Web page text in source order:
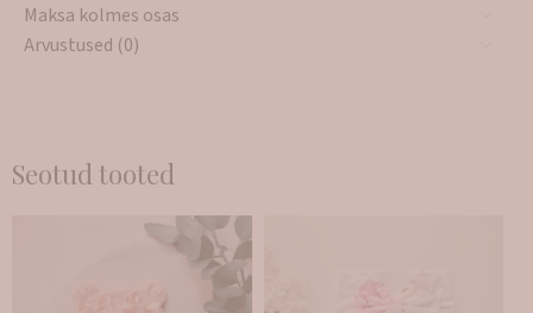
Maksa kolmes osas
Arvustused (0)
Seotud tooted